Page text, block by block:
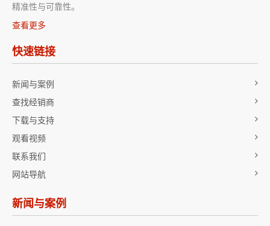
精准性与可靠性。
查看更多
快速链接
新闻与案例
查找经销商
下载与支持
观看视频
联系我们
网站导航
新闻与案例